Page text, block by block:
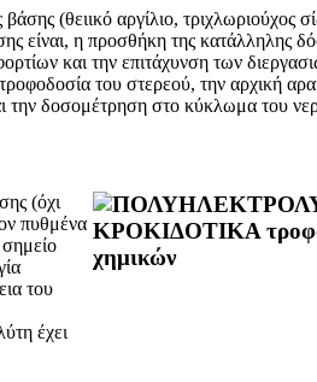
(θειικό αργίλιο, τριχλωριούχος
είναι, η προσθήκη της κατάλληλης
και την επιτάχυνση των
του στερεού, την αρχική
την δοσομέτρηση στο κύκλωμα του
(όχι
πυθμένα
του
έχει